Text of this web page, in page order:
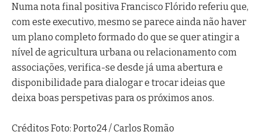
Numa nota final positiva Francisco Flórido referiu que,
com este executivo, mesmo se parece ainda não haver
um plano completo formado do que se quer atingir a
nível de agricultura urbana ou relacionamento com
associações, verifica-se desde já uma abertura e
disponibilidade para dialogar e trocar ideias que
deixa boas perspetivas para os próximos anos.
Créditos Foto: Porto24 / Carlos Romão